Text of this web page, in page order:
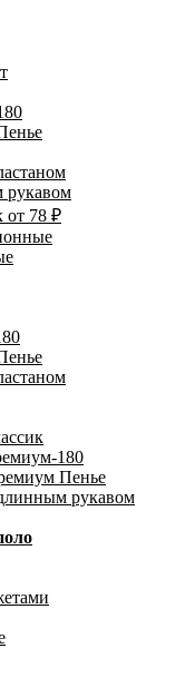
рукавом
от 78 ₽
180
Пенье
рукавом